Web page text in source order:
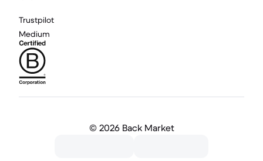
Trustpilot
Medium
© 2026 Back Market